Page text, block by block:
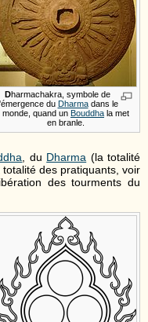
Dharmachakra, symbole de
l'émergence du Dharmadans le
monde, quand un Bouddha la met
en branle.
, du Dharma (la totalité
totalité des pratiquants, voir
des tourments du